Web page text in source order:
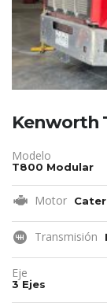
Kenworth
Modelo
T800 Modular
Motor
Transmisión
Eje
3 Ejes